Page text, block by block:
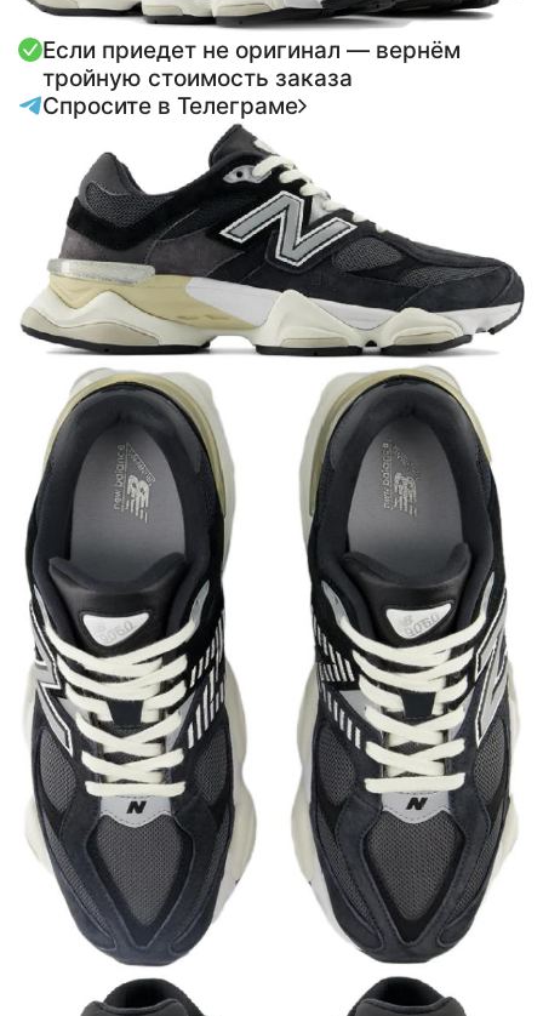
Если приедет не оригинал — вернём
тройную стоимость заказа
Спросите в Телеграме